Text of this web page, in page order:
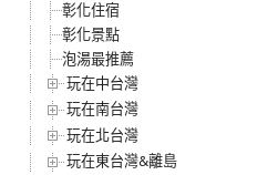
彰化住宿
彰化景點
泡湯最推薦
玩在中台灣
玩在南台灣
玩在北台灣
玩在東台灣&離島